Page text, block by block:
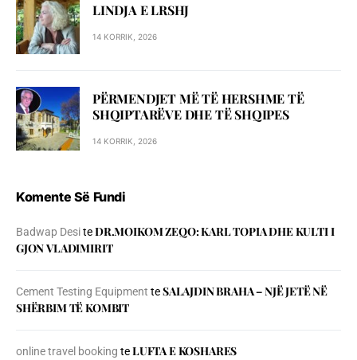
LINDJA E LRSHJ
14 KORRIK, 2026
PËRMENDJET MË TË HERSHME TË
SHQIPTARËVE DHE TË SHQIPES
14 KORRIK, 2026
Komente Së Fundi
Badwap DesiteDR.MOIKOM ZEQO: KARL TOPIA DHE KULTI I
GJON VLADIMIRIT
Cement Testing Equipment teSALAJDIN BRAHA – NJЁ JETЁ NЁ
SHЁRBIM TЁ KOMBIT
online travel booking teLUFTA E KOSHARES